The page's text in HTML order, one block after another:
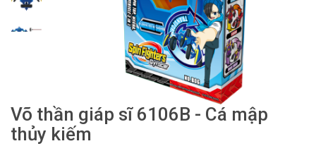
Võ thần giáp sĩ 6106B - Cá mập
thủy kiếm